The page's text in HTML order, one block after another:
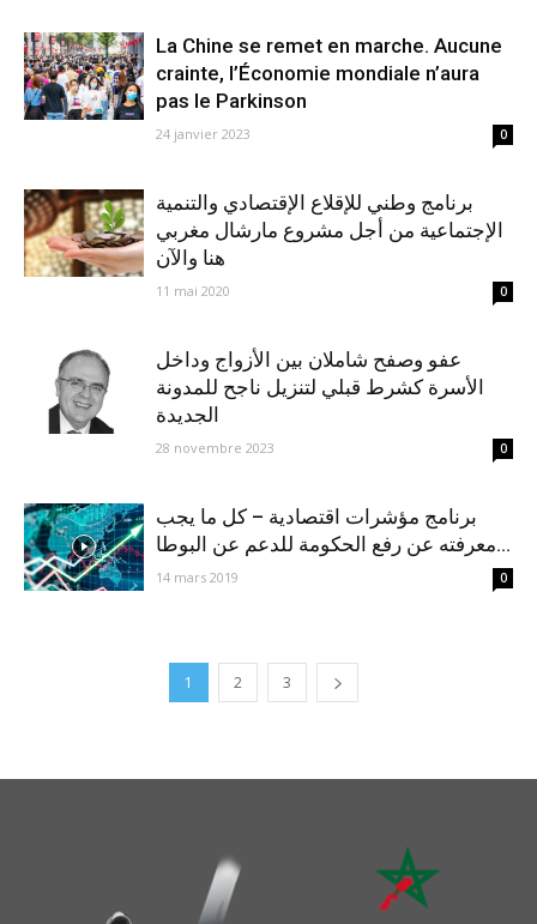
La Chine se remet en marche. Aucune
crainte, l’Économie mondiale n’aura
pas le Parkinson
24 janvier 2023 0
برنامج وطني للإقلاع الإقتصادي والتنمية
الإجتماعية من أجل مشروع مارشال مغربي
هنا والآن
11 mai 2020 0
عفو وصفح شاملان بين الأزواج وداخل
الأسرة كشرط قبلي لتنزيل ناجح للمدونة
الجديدة
28 novembre 2023 0
برنامج مؤشرات اقتصادية – كل ما يجب
معرفته عن رفع الحكومة للدعم عن البوطا...
14 mars 2019 0
1 2 3